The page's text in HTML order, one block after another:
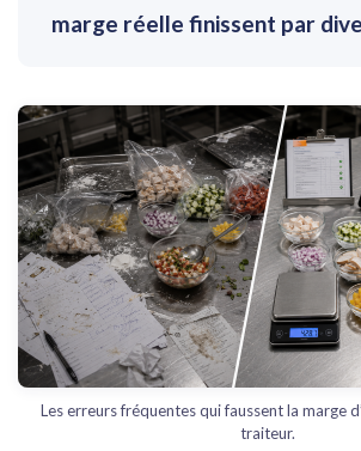
marge réelle finissent par
Les erreurs fréquentes qui faussent la marge
traiteur.